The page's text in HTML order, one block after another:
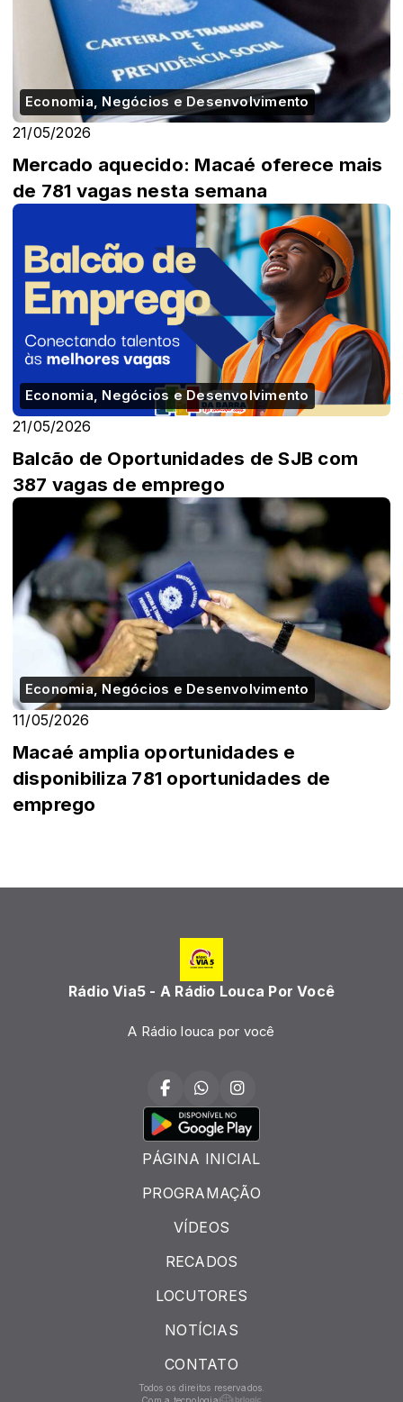
Economia, Negócios e Desenvolvimento
21/05/2026
Mercado aquecido: Macaé oferece mais
de 781 vagas nesta semana
Economia, Negócios e Desenvolvimento
21/05/2026
Balcão de Oportunidades de SJB com
387 vagas de emprego
Economia, Negócios e Desenvolvimento
11/05/2026
Macaé amplia oportunidades e
disponibiliza 781 oportunidades de
emprego
Rádio Via5 - A Rádio Louca Por Você
A Rádio louca por você
PÁGINA INICIAL
PROGRAMAÇÃO
VÍDEOS
RECADOS
LOCUTORES
NOTÍCIAS
CONTATO
Todos os direitos reservados.